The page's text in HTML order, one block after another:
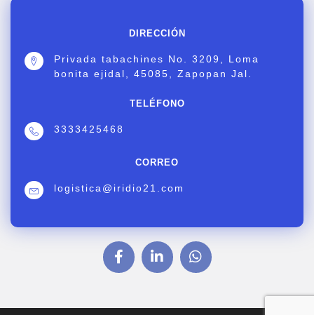
DIRECCIÓN
Privada tabachines No. 3209, Loma
bonita ejidal, 45085, Zapopan Jal.
TELÉFONO
3333425468
CORREO
logistica@iridio21.com